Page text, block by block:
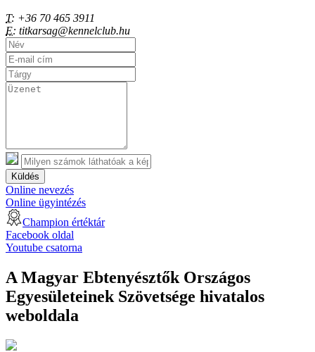
T: +36 70 465 3911
E: titkarsag@kennelclub.hu
Küldés
Online nevezés
Online ügyintézés
Champion értéktár
Facebook oldal
Youtube csatorna
A Magyar Ebtenyésztők Országos
Egyesületeinek Szövetsége hivatalos
weboldala